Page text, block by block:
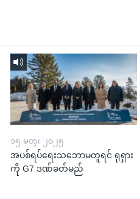
၁၅ မတ္၊ ၂၀၂၅
အပစ်ရပ်ရေးသဘောမတူရင် ရုရှား
ကို G7 ဒဏ်ခတ်မည်